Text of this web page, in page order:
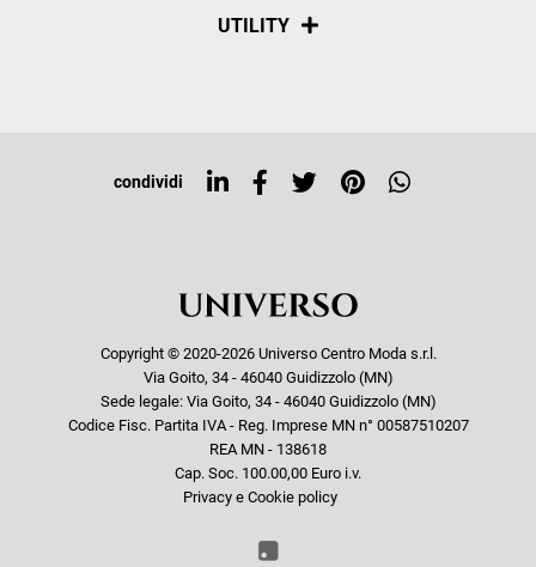
Social
UTILITY
Top ricerche
condividi
Copyright © 2020-2026 Universo Centro Moda s.r.l.
Via Goito, 34 - 46040 Guidizzolo (MN)
Sede legale: Via Goito, 34 - 46040 Guidizzolo (MN)
Codice Fisc. Partita IVA - Reg. Imprese MN n° 00587510207
REA MN - 138618
Cap. Soc. 100.00,00 Euro i.v.
Privacy e Cookie policy